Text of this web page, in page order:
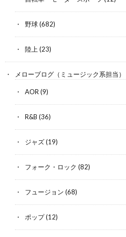
野球(682)
陸上 (23)
メローブログ（ミュージック系担当）
AOR (9)
R&B (36)
ジャズ(19)
フォーク・ロック (82)
フュージョン (68)
ポップ(12)